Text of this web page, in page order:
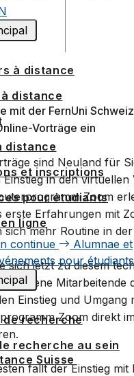
à distance
distance
distance
et inscriptions
pour étudiants
ligne
continue
Alumnae et
pour étudiants
de recherche
recherche au sein
Suisse
mit der FernUni
Vorträge ein
sind Neuland für
Einstieg in den
Zoom
erste Erfahrungen mit
sich mehr Routine in
sich jetzt zu diesem
Mitarbeitende
Einstieg und Umgang
Zoom direkt
fällt der Einstieg mit